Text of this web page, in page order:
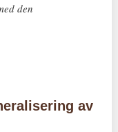
den
av